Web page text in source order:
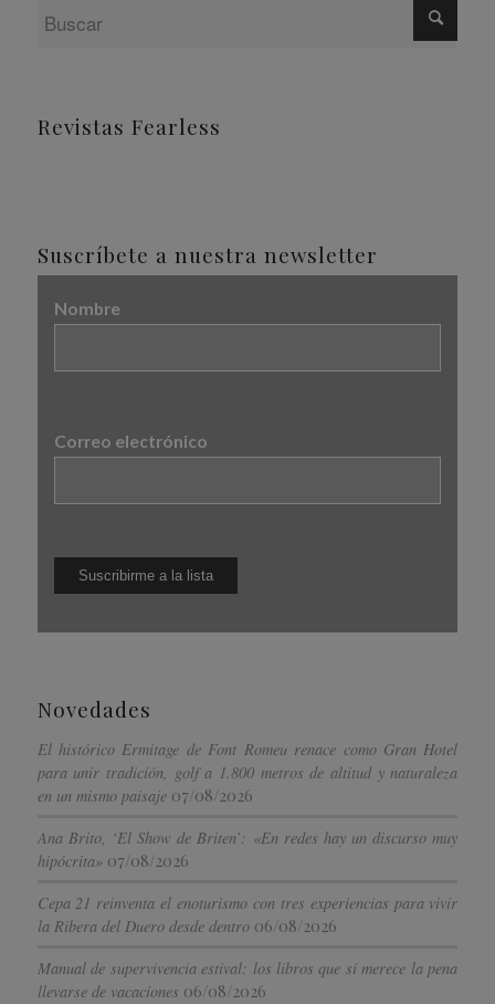
Revistas Fearless
Suscríbete a nuestra newsletter
Nombre
Correo electrónico
Novedades
El histórico Ermitage de Font Romeu renace como Gran Hotel
para unir tradición, golf a 1.800 metros de altitud y naturaleza
en un mismo paisaje 07/08/2026
Ana Brito, ‘El Show de Briten’: «En redes hay un discurso muy
hipócrita» 07/08/2026
Cepa 21 reinventa el enoturismo con tres experiencias para vivir
la Ribera del Duero desde dentro 06/08/2026
Manual de supervivencia estival: los libros que sí merece la pena
llevarse de vacaciones 06/08/2026